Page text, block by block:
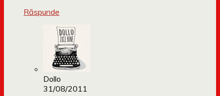
Răspunde
Dollo
31/08/2011